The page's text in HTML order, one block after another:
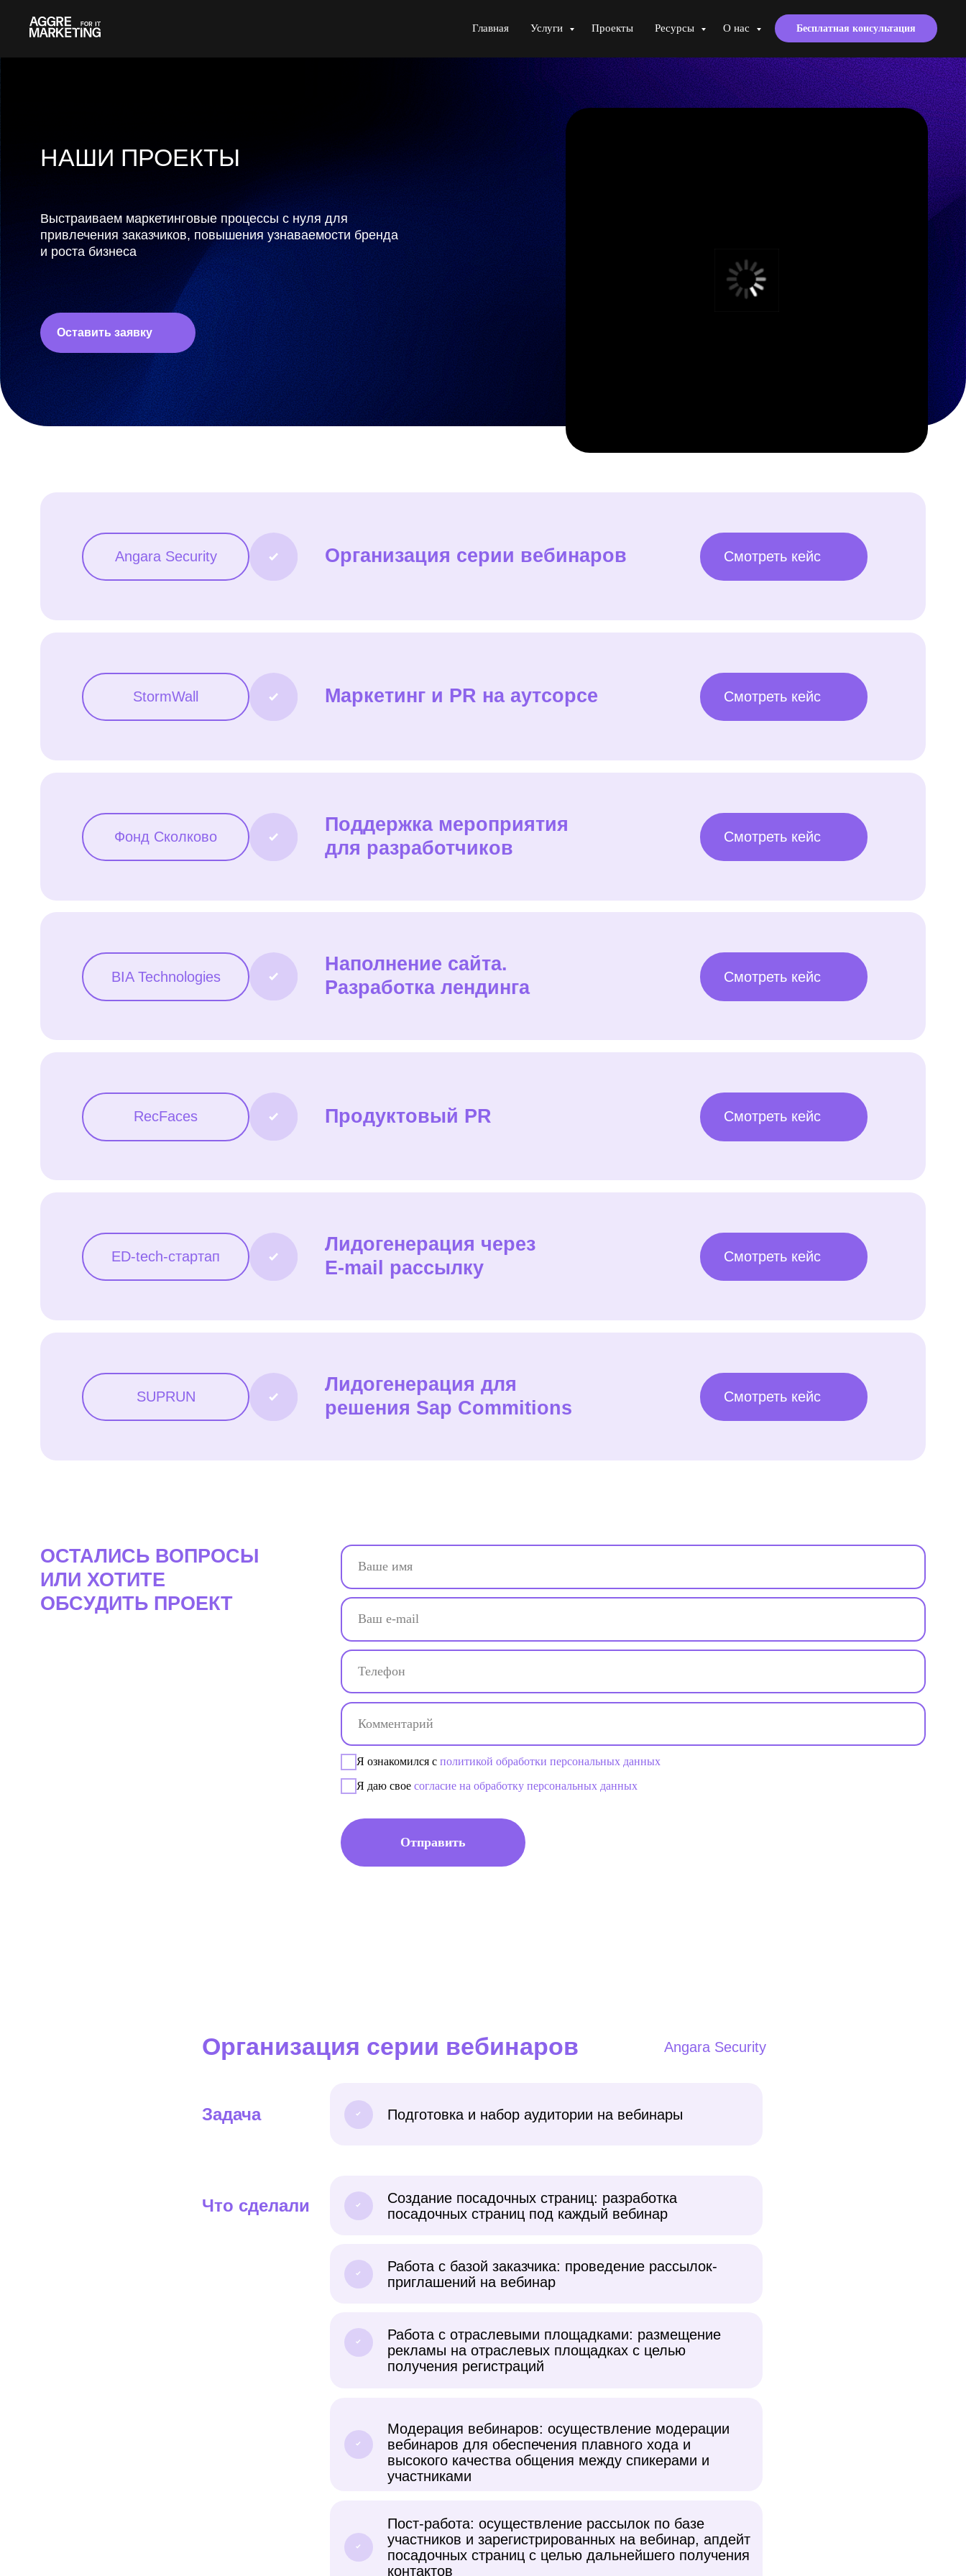
Главная Услуги Проекты Ресурсы О нас Бесплатная консультация
Выстраиваем маркетинговые процессы с нуля для
привлечения заказчиков, повышения узнаваемости бренда
и роста бизнеса
Оставить заявку
Смотреть кейс
Смотреть кейс
ED-tech-стартап
Смотреть кейс
RecFaces
Лидогенерация для
решения Sap Commitions
Лидогенерация через
E-mail рассылку
Продуктовый PR
Наполнение сайта.
ОСТАЛИСЬ ВОПРОСЫ
ИЛИ ХОТИТЕ
Я ознакомился сполитикой обработки персональных данных
Отправить
Организация серии вебинаров
Задача
Что сделали
Angara Security
Подготовка и набор аудитории на вебинары
Создание посадочных страниц: разработка
посадочных страниц под каждый вебинар
Работа с базой заказчика: проведение рассылок-
приглашений на вебинар
Работа с отраслевыми площадками: размещение
рекламы на отраслевых площадках с целью
получения регистраций
Модерация вебинаров: осуществление модерации
вебинаров для обеспечения плавного хода и
высокого качества общения между спикерами и
участниками
Пост-работа: осуществление рассылок по базе
участников и зарегистрированных на вебинар, апдейт
посадочных страниц с целью дальнейшего получения
контактов